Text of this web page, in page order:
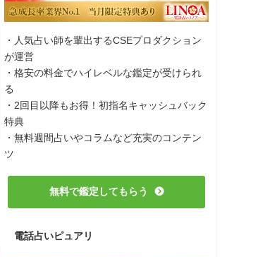
・人気占い師を輩出するCSEプロダクション
が運営
・格安の料金でハイレベルな鑑定が受けられ
る
・2回目以降もお得！初指名キャッシュバック
特典
・無料週間占いやコラムなど充実のコンテン
ツ
無料で鑑定してもらう
電話占いピュアリ